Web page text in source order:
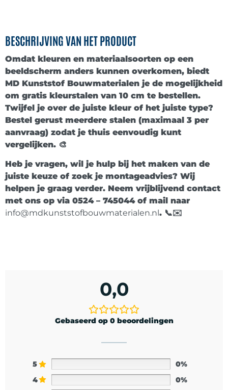
BESCHRIJVING VAN HET PRODUCT
Omdat kleuren en materiaalsoorten op een
beeldscherm anders kunnen overkomen, biedt
MD Kunststof Bouwmaterialen je de mogelijkheid
om gratis kleurstalen van 10 cm te bestellen.
Twijfel je over de juiste kleur of het juiste type?
Bestel gerust meerdere stalen (maximaal 3 per
aanvraag) zodat je thuis eenvoudig kunt
vergelijken. 🎨
Heb je vragen, wil je hulp bij het maken van de
juiste keuze of zoek je montageadvies? Wij
helpen je graag verder. Neem vrijblijvend contact
met ons op via 0524 – 745044of mail naar
info@mdkunststofbouwmaterialen.nl . 📞✉️
0,0
Gebaseerd op 0 beoordelingen
5
0%
4
0%